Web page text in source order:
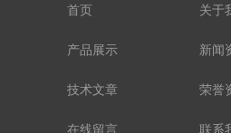
首页 关于
产品展示 新闻
技术文章 荣誉
在线留言 联系